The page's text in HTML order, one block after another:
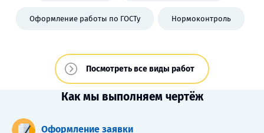
Оформление работы по ГОСТу Нормоконтроль
Посмотреть все виды работ
Как мы выполняем чертёж
Оформление заявки